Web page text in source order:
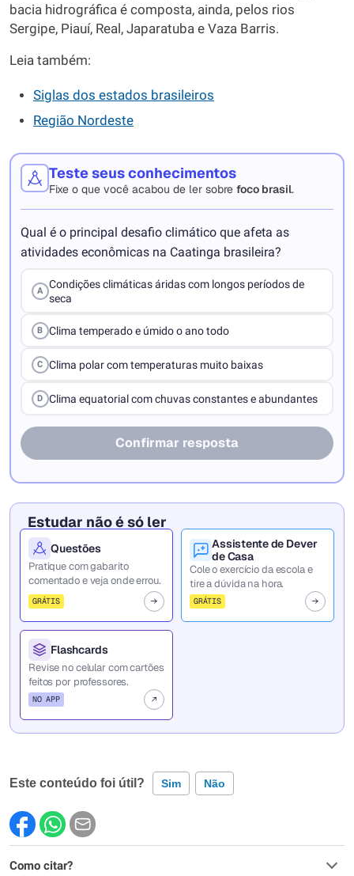
bacia hidrográfica é composta, ainda, pelos rios
Sergipe, Piauí, Real, Japaratuba e Vaza Barris.
Leia também:
Siglas dos estados brasileiros
Região Nordeste
Teste seus conhecimentos
Fixe o que você acabou de ler sobre foco brasil.
Qual é o principal desafio climático que afeta as
atividades econômicas na Caatinga brasileira?
A
Condições climáticas áridas com longos períodos de
seca
B Clima temperado e úmido o ano todo
C Clima polar com temperaturas muito baixas
D Clima equatorial com chuvas constantes e abundantes
Confirmar resposta
Estudar não é só ler
Questões
Pratique com gabarito
comentado e veja onde errou.
GRÁTIS
Assistente de Dever
de Casa
Cole o exercício da escola e
tire a dúvida na hora.
GRÁTIS
Flashcards
Revise no celular com cartões
feitos por professores.
NO APP
Este conteúdo foi útil? Sim Não
Este conteúdo contém informação incorreta
Este conteúdo não tem a informação que procuro
Como citar?